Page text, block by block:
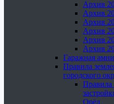
Архив
Архив
Архив
Архив
Архив
Архив
Гаражная
Правила
городского
Правила
Орёл